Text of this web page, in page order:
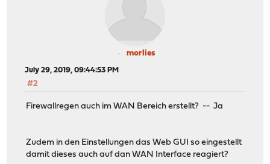
morlies
July 29, 2019, 09:44:53 PM
#2
Firewallregen auch im WAN Bereich erstellt? -- Ja
Zudem in den Einstellungen das Web GUI so eingestellt
damit dieses auch auf dan WAN Interface reagiert?